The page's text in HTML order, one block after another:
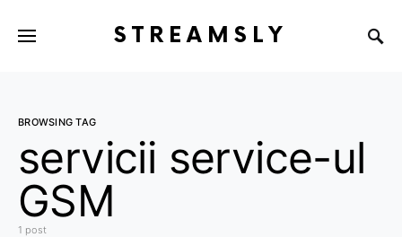
STREAMSLY
BROWSING TAG
servicii service-ul
GSM
1 post